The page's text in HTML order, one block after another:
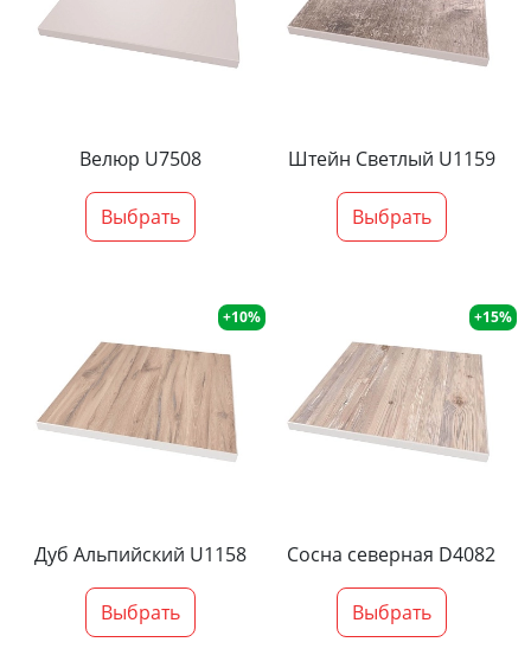
Велюр U7508
Выбрать
Штейн Светлый U1159
Выбрать
+10%
Дуб Альпийский U1158
Выбрать
+15%
Сосна северная D4082
Выбрать